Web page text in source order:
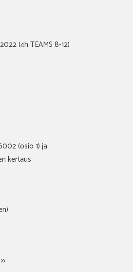
(4h TEAMS 8-12)
(osio 1) ja
kertaus